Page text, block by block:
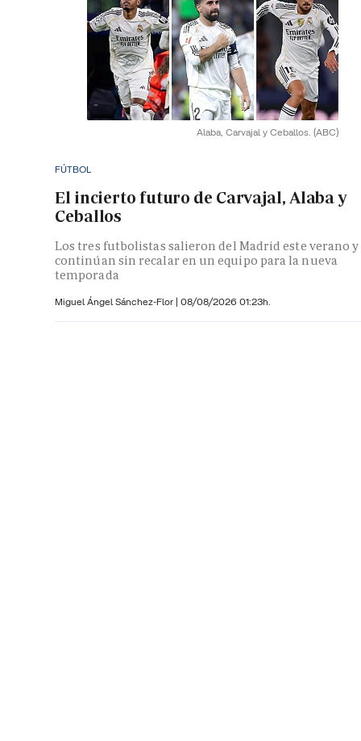
Alaba, Carvajal y Ceballos. (ABC)
FÚTBOL
El incierto futuro de Carvajal, Alaba y
Ceballos
Los tres futbolistas salieron del Madrid este verano y
continúan sin recalar en un equipo para la nueva
temporada
Miguel Ángel Sánchez-Flor | 08/08/2026 01:23h.